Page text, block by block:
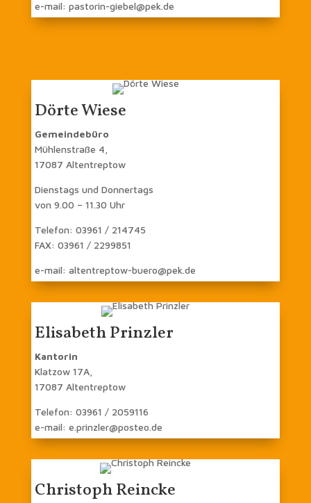
e-mail: pastorin-giebel@pek.de
Dörte Wiese
Gemeindebüro
Mühlenstraße 4,
17087 Altentreptow
Dienstags und Donnertags
von 9.00 – 11.30 Uhr
Telefon: 03961 / 214745
FAX: 03961 / 2299851
e-mail: altentreptow-buero@pek.de
Elisabeth Prinzler
Kantorin
Klatzow 17A,
17087 Altentreptow
Telefon: 03961 / 2059116
e-mail: e.prinzler@posteo.de
Christoph Reincke